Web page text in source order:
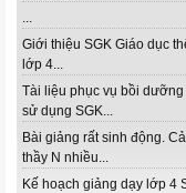
...
Giới thiệu SGK Giáo dục
lớp 4...
Tài liệu phục vụ bồi dưỡng
sử dụng SGK...
Bài giảng rất sinh động.
thầy N nhiều...
Kế hoạch giảng dạy lớp 4